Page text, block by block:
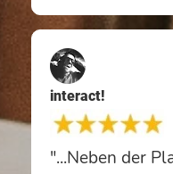
interact!
"...Neben der